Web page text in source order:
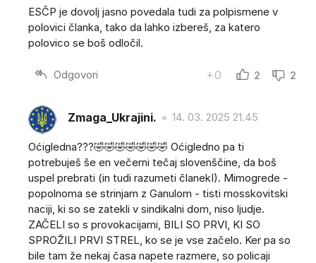
ESČP je dovolj jasno povedala tudi za polpismene v
polovici članka, tako da lahko izbereš, za katero
polovico se boš odločil.
Odgovori +0 2 2
Zmaga_Ukrajini. 14. 03. 2025 21.45
Oćigledna???🤣🤣🤣🤣🤣🤣🤣 Oćigledno pa ti
potrebuješ še en večerni tečaj slovenščine, da boš
uspel prebrati (in tudi razumeti članekI). Mimogrede -
popolnoma se strinjam z Ganulom - tisti mosskovitski
naciji, ki so se zatekli v sindikalni dom, niso ljudje.
ZAČELI so s provokacijami, BILI SO PRVI, KI SO
SPROŽILI PRVI STREL, ko se je vse začelo. Ker pa so
bile tam že nekaj časa napete razmere, so policaji